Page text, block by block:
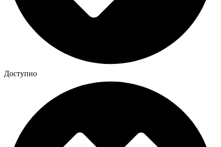
Доступно